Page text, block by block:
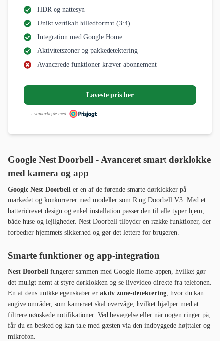
HDR og nattesyn
Unikt vertikalt billedformat (3:4)
Integration med Google Home
Aktivitetszoner og pakkedetektering
Avancerede funktioner kræver abonnement
Laveste pris her
i samarbejde med
Google Nest Doorbell - Avanceret smart dørklokke
med kamera og app
Google Nest Doorbell er en af de førende smarte dørklokker på
markedet og konkurrerer med modeller som Ring Doorbell V3. Med et
batteridrevet design og enkel installation passer den til alle typer hjem,
både huse og lejligheder. Nest Doorbell tilbyder en række funktioner, der
forbedrer hjemmets sikkerhed og gør det lettere for brugeren.
Smarte funktioner og app-integration
Nest Doorbell fungerer sammen med Google Home-appen, hvilket gør
det muligt nemt at styre dørklokken og se livevideo direkte fra telefonen.
En af dens unikke egenskaber er aktiv zone-detektering , hvor du kan
angive områder, som kameraet skal overvåge, hvilket hjælper med at
filtrere uønskede notifikationer. Ved bevægelse eller når nogen ringer på,
får du en besked og kan tale med gæsten via den indbyggede højttaler og
mikrofon.